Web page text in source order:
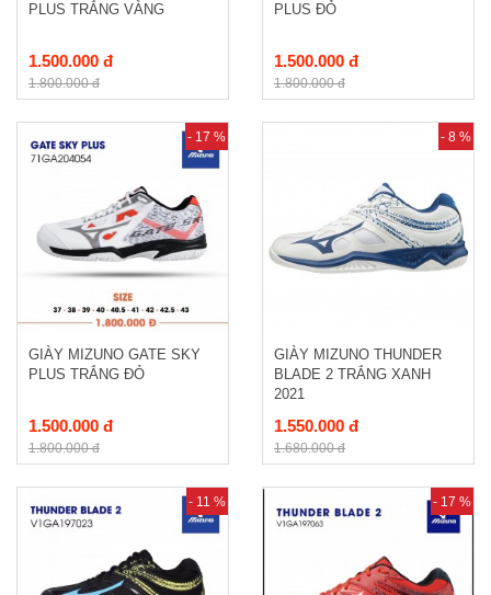
PLUS TRẮNG VÀNG
1.500.000 đ
1.800.000 đ
PLUS ĐỎ
1.500.000 đ
1.800.000 đ
- 17 %
GIÀY MIZUNO GATE SKY
PLUS TRẮNG ĐỎ
1.500.000 đ
1.800.000 đ
- 8 %
GIÀY MIZUNO THUNDER
BLADE 2 TRẮNG XANH
2021
1.550.000 đ
1.680.000 đ
- 11 % - 17 %